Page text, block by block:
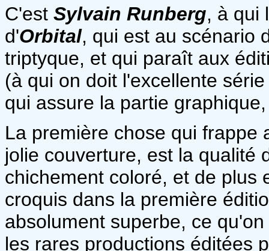
C'est Sylvain Runberg, à qui
d'Orbital, qui est au scénario
triptyque, et qui paraît aux
(à qui on doit l'excellente
qui assure la partie
La première chose qui frappe
jolie couverture, est la qualité
chichement coloré, et de plus
croquis dans la première
absolument superbe, ce
les rares productions éditées